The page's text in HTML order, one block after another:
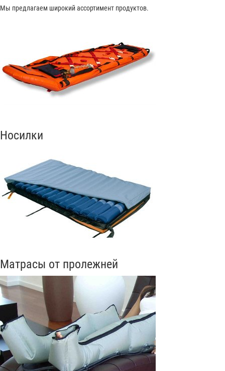
Мы предлагаем широкий ассортимент продуктов.
Носилки
Матрасы от пролежней